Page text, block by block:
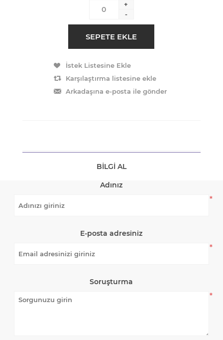
+
-
BILGI AL
Adınız
*
E-posta adresiniz
*
Soruşturma
*